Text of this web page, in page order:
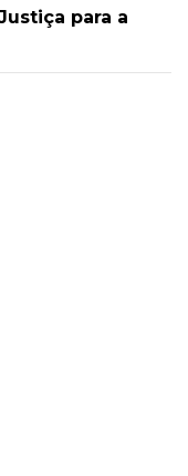
para a